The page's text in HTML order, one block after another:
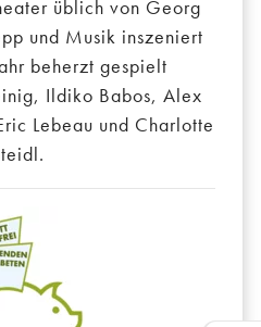
üblich von Georg
und Musik inszeniert
beherzt gespielt
Ildiko Babos, Alex
Lebeau und Charlotte